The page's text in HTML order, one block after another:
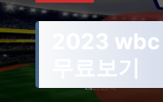
2023
무료보기